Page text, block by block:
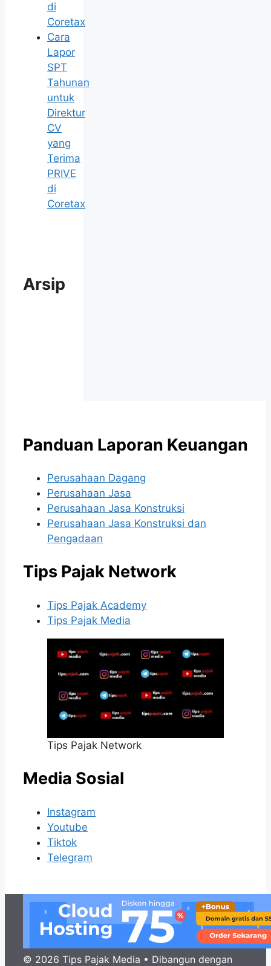
di
Coretax
Cara
Lapor
SPT
Tahunan
untuk
Direktur
CV
yang
Terima
PRIVE
di
Coretax
Arsip
Panduan Laporan Keuangan
Perusahaan Dagang
Perusahaan Jasa
Perusahaan Jasa Konstruksi
Perusahaan Jasa Konstruksi dan
Pengadaan
Tips Pajak Network
Tips Pajak Academy
Tips Pajak Media
Tips Pajak Network
Media Sosial
Instagram
Youtube
Tiktok
Telegram
© 2026 Tips Pajak Media • Dibangun dengan